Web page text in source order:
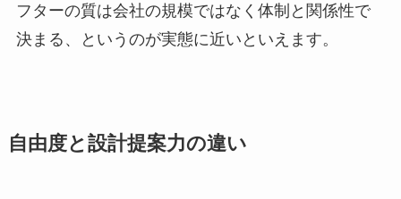
フターの質は会社の規模ではなく体制と関係性で
決まる、というのが実態に近いといえます。
自由度と設計提案力の違い